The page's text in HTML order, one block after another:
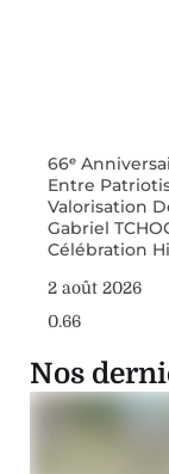
66ᵉ
Entre
Valorisation
Gabriel
Célébration
2 août 2026
Nos